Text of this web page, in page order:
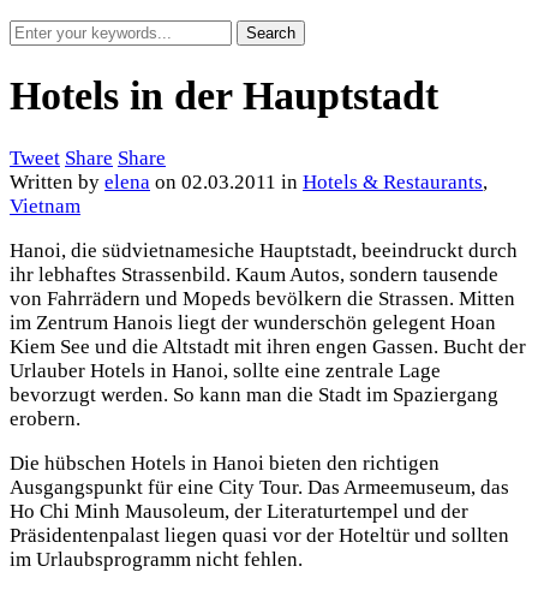
Hotels in der Hauptstadt
Tweet Share Share
Written by elena on 02.03.2011 in Hotels & Restaurants,
Vietnam
Hanoi, die südvietnamesiche Hauptstadt, beeindruckt durch
ihr lebhaftes Strassenbild. Kaum Autos, sondern tausende
von Fahrrädern und Mopeds bevölkern die Strassen. Mitten
im Zentrum Hanois liegt der wunderschön gelegent Hoan
Kiem See und die Altstadt mit ihren engen Gassen. Bucht der
Urlauber Hotels in Hanoi, sollte eine zentrale Lage
bevorzugt werden. So kann man die Stadt im Spaziergang
erobern.
Die hübschen Hotels in Hanoi bieten den richtigen
Ausgangspunkt für eine City Tour. Das Armeemuseum, das
Ho Chi Minh Mausoleum, der Literaturtempel und der
Präsidentenpalast liegen quasi vor der Hoteltür und sollten
im Urlaubsprogramm nicht fehlen.